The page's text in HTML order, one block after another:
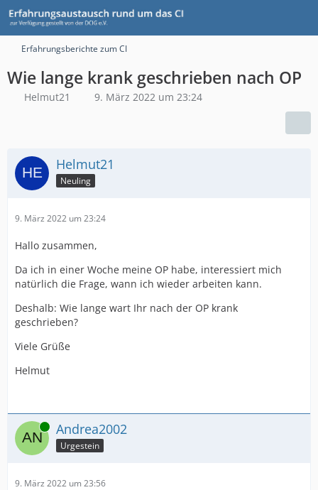
Erfahrungsberichte zum CI
Wie lange krank geschrieben nach OP
Helmut21 9. März 2022 um 23:24
Helmut21
Neuling
9. März 2022 um 23:24
Hallo zusammen,
Da ich in einer Woche meine OP habe, interessiert mich
natürlich die Frage, wann ich wieder arbeiten kann.
Deshalb: Wie lange wart Ihr nach der OP krank
geschrieben?
Viele Grüße
Helmut
Online Andrea2002
Urgestein
9. März 2022 um 23:56